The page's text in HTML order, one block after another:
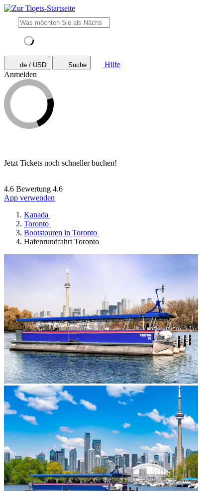
de / USD Suche
Hilfe
Anmelden
Jetzt Tickets noch schneller buchen!
4.6 Bewertung 4.6
App verwenden
Kanada
Toronto
Bootstouren in Toronto
Hafenrundfahrt Toronto